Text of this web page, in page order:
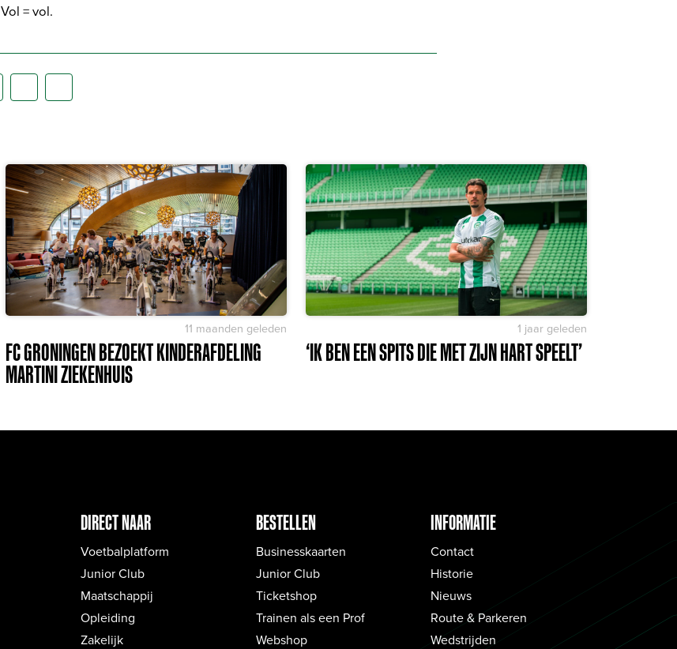
= vol.
11 maanden geleden
FC GRONINGEN BEZOEKT KINDERAFDELING
MARTINI ZIEKENHUIS
1 jaar geleden
‘IK BEN EEN SPITS DIE MET ZIJN HART SPEELT’
DIRECT NAAR
Voetbalplatform
Junior Club
Maatschappij
Opleiding
Zakelijk
BESTELLEN
Businesskaarten
Junior Club
Ticketshop
Trainen als een Prof
Webshop
INFORMATIE
Contact
Historie
Nieuws
Route & Parkeren
Wedstrijden